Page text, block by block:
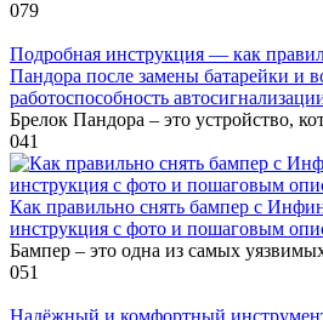
079
Подробная инструкция — как
Пандора после замены батарейки и
работоспособность
Брелок Пандора – это устройство,
041
Как правильно снять бампер с
инструкция с фото и пошаговым
Бампер – это одна из самых
051
Надёжный и комфортный